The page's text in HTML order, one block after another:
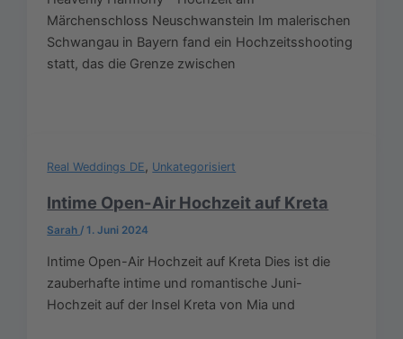
Märchenschloss Neuschwanstein Im malerischen
Schwangau in Bayern fand ein Hochzeitsshooting
statt, das die Grenze zwischen
Real Weddings DE, Unkategorisiert
Intime Open-Air Hochzeit auf Kreta
Sarah /1. Juni 2024
Intime Open-Air Hochzeit auf Kreta Dies ist die
zauberhafte intime und romantische Juni-
Hochzeit auf der Insel Kreta von Mia und